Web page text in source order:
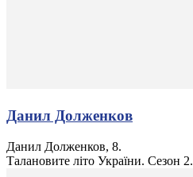
Данил Долженков
Данил Долженков, 8.
Талановите літо України. Сезон 2.